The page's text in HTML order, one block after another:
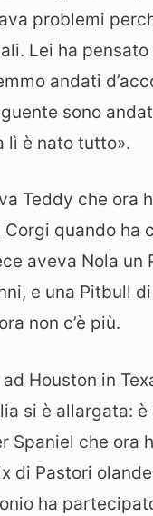
problemi
Lei ha pensato
andati
sono
lì è nato tutto».
Teddy che ora
quando ha
aveva Nola un
e una Pitbull
non c’è più.
Houston in
si è allargata:
Spaniel che ora
di Pastori
ha